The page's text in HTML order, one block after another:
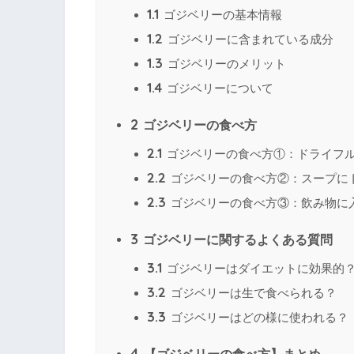
1.1 ゴジベリーの基本情報
1.2 ゴジベリーに含まれている成分
1.3 ゴジベリーのメリット
1.4 ゴジベリーについて
2 ゴジベリーの食べ方
2.1 ゴジベリーの食べ方①：ドライフ
2.2 ゴジベリーの食べ方②：スープに
2.3 ゴジベリーの食べ方③：飲み物に
3 ゴジベリーに関するよくある質問
3.1 ゴジベリーはダイエットに効果的？
3.2 ゴジベリーは生で食べられる？
3.3 ゴジベリーはどの様に使われる？